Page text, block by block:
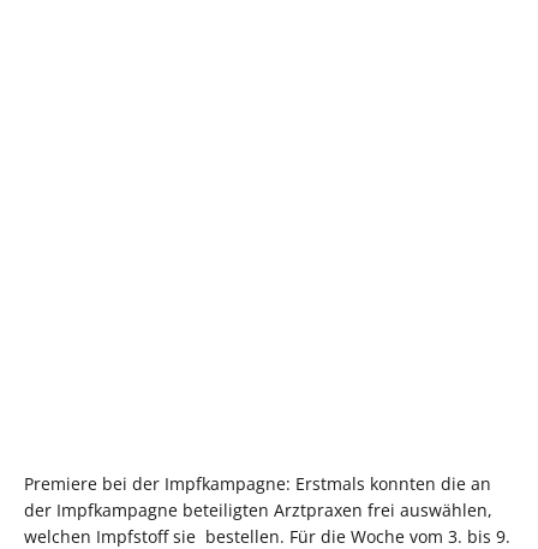
Premiere bei der Impfkampagne: Erstmals konnten die an
der Impfkampagne beteiligten Arztpraxen frei auswählen,
welchen Impfstoff sie bestellen. Für die Woche vom 3. bis 9.